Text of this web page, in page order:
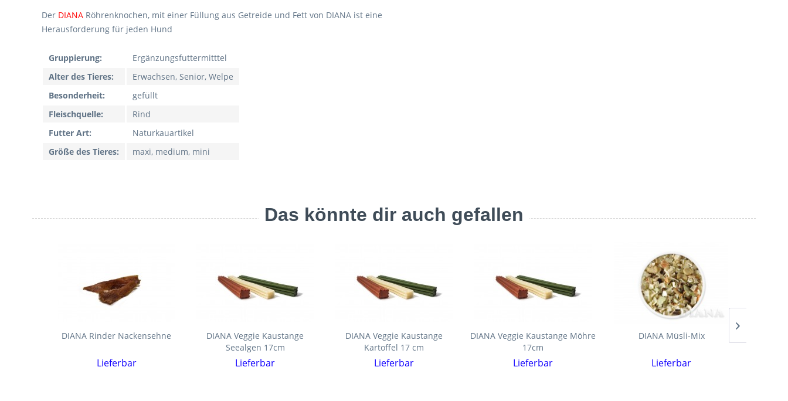
Der DIANARöhrenknochen, mit einer Füllung aus Getreide und Fett von DIANA ist eine
Herausforderung für jeden Hund
Gruppierung:
Ergänzungsfuttermitttel
Alter des Tieres:
Erwachsen, Senior, Welpe
Besonderheit:
gefüllt
Fleischquelle:
Rind
Futter Art:
Naturkauartikel
Größe des Tieres:
maxi, medium, mini
Das könnte dir auch gefallen
DIANA Rinder Nackensehne
Lieferbar
DIANA Veggie Kaustange
Seealgen 17cm
Lieferbar
DIANA Veggie Kaustange
Kartoffel 17 cm
Lieferbar
DIANA Veggie Kaustange Möhre
17cm
Lieferbar
DIANA Müsli-Mix
Lieferbar